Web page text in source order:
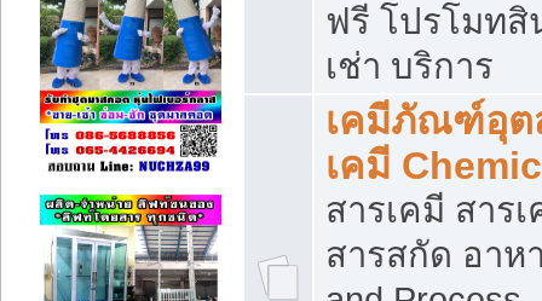
ฟรี โปรโมท
เช่า บริการ
เคมีภัณฑ์อุต
เคมี
สารเคมี สาร
สารสกัด อาห